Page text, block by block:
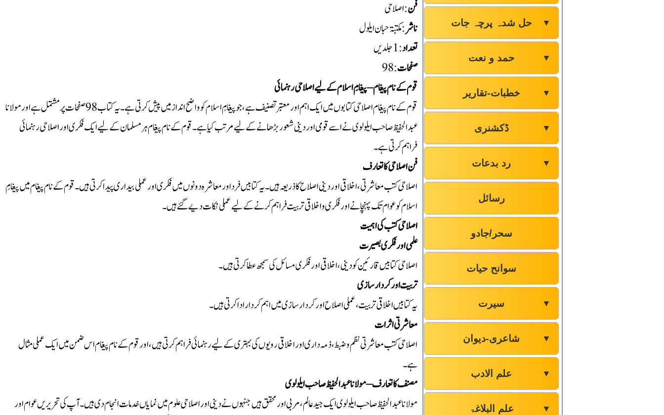
فن: اصلاحی
ناشر: مکتبۃ حبان ایلول
تعداد:1جلدیں
صفحات: 98
قوم کے نام پیغام – پیغامِ اسلام کے لیے اصلاحی رہنمائی
قوم کے نام پیغام اصلاحی کتابوں میں ایک اہم اور معتبر تصنیف ہے، جو پیغامِ اسلام کو واضح انداز میں پیش کرتی ہے۔ یہ کتاب 98 صفحات پر مشتمل ہے اور مولانا
عبدالحفیظ صاحب ایلولوی نے اسے قومی اور دینی شعور بڑھانے کے لیے مرتب کیا ہے۔ قوم کے نام پیغام ہر مسلمان کے لیے ایک فکری اور اصلاحی رہنمائی
فراہم کرتی ہے۔
فن اصلاحی کا تعارف
اصلاحی کتب معاشرتی، اخلاقی اور دینی اصلاح کا ذریعہ ہیں۔ یہ کتابیں فرد اور معاشرہ دونوں میں فکری اور عملی بیداری پیدا کرتی ہیں۔ قوم کے نام پیغام میں پیغامِ
اسلام کو عوام تک پہنچانے اور فکری و اخلاقی تربیت فراہم کرنے کے لیے عملی نکات دیے گئے ہیں۔
اصلاحی کتب کی اہمیت
علمی اور فکری بصیرت
اصلاحی کتابیں قارئین کو دینی، اخلاقی اور فکری مسائل کی سمجھ عطا کرتی ہیں۔
تربیت اور کردار سازی
یہ کتابیں اخلاقی تربیت، عملی اصلاح اور کردار سازی میں اہم کردار ادا کرتی ہیں۔
معاشرتی اثرات
اصلاحی کتب معاشرتی نظم و ضبط، ذمہ داری اور اخلاقی رویوں کی بہتری کے لیے رہنمائی فراہم کرتی ہیں، اور قوم کے نام پیغام اس ضمن میں ایک عملی مثال
ہے۔
مصنف کا تعارف – مولانا عبدالحفیظ صاحب ایلولوی
مولانا عبدالحفیظ صاحب ایلولوی ایک جید عالم، مربی اور محقق ہیں جنہوں نے دینی اور اصلاحی علوم میں نمایاں خدمات انجام دی ہیں۔ آپ کی تحریریں عوام اور
حل شدہ پرچہ جات ▼
حمد و نعت ▼
خطبات-تقاریر ▼
ڈکشنری ▼
رد بدعات ▼
رسائل
سحر/جادو
سوانح حیات
سیرت ▼
شاعری-دیوان ▼
علم الادب ▼
علم البلاغۃ ▼